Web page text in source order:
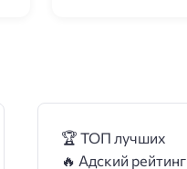
🏆 ТОП лучших
🔥 Адский рейтинг